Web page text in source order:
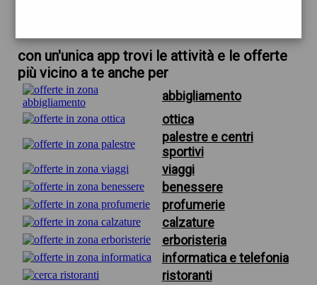
con un'unica app trovi le attività e le offerte
più vicino a te anche per
abbigliamento
ottica
palestre e centri
sportivi
viaggi
benessere
profumerie
calzature
erboristeria
informatica e telefonia
ristoranti